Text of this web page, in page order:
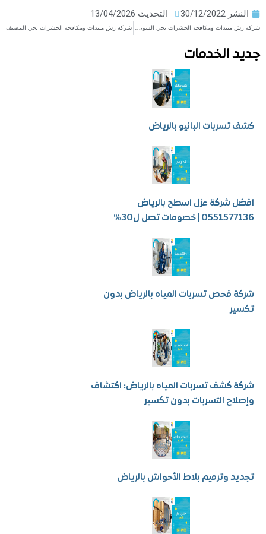
30/12/2022 التحديث 13/04/2026
شركة رش مبيدات ومكافحة الحشرات بحي السويدي شركة رش مبيدات ومكافحة الحشرات بحي المصيف
الخدمات
البانيو بالرياض
شركة عزل اسطح بالرياض
| خصومات تصل ل30%
فحص تسربات المياه بالرياض بدون
كشف تسربات المياه بالرياض: اكتشاف
التسربات بدون تكسير
وترميم بلاط الأحواش بالرياض